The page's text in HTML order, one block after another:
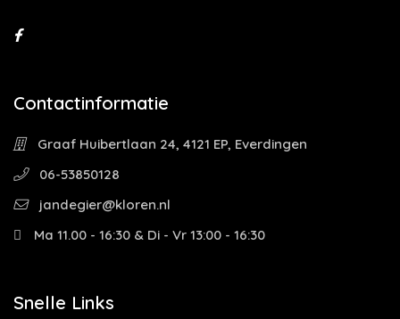
Contactinformatie
Graaf Huibertlaan 24, 4121 EP, Everdingen
06-53850128
jandegier@kloren.nl
Ma 11.00 - 16:30 & Di - Vr 13:00 - 16:30
Snelle Links